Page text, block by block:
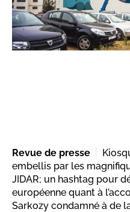
Revue de presse
embellis par les
JIDAR; un hashtag pour
européenne quant à
Sarkozy condamné à de